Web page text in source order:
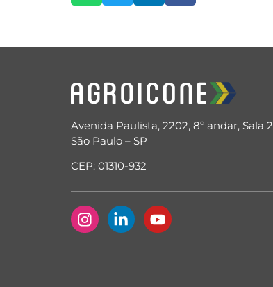
Avenida Paulista, 2202, 8º andar, Sala 2
São Paulo – SP
CEP: 01310-932